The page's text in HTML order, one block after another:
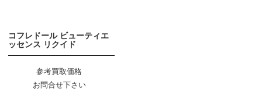
コフレドール ビューティエ
ッセンス リクイド
参考買取価格
お問合せ下さい